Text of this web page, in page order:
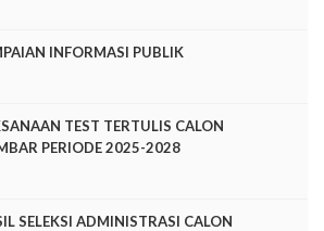
INFORMASI PUBLIK
TEST TERTULIS CALON
PERIODE 2025-2028
SELEKSI ADMINISTRASI CALON